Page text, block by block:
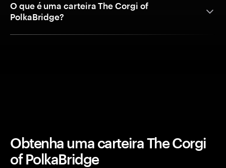
O que é uma carteira The Corgi of
PolkaBridge?
Obtenha uma carteira The Corgi
of PolkaBridge